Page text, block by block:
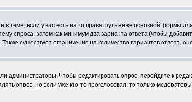
в теме, если у вас есть на то права) чуть ниже основной формы
опроса, затем как минимум два варианта ответа (чтобы
существует ограничение на количество вариантов ответа,
администраторы. Чтобы редактировать опрос, перейдите к
опрос, но если уже кто-то проголосовал, то только